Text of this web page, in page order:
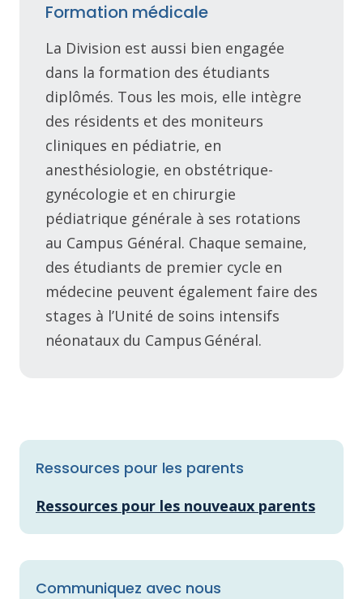
Formation médicale
La Division est aussi bien engagée
dans la formation des étudiants
diplômés. Tous les mois, elle intègre
des résidents et des moniteurs
cliniques en pédiatrie, en
anesthésiologie, en obstétrique-
gynécologie et en chirurgie
pédiatrique générale à ses rotations
au Campus Général. Chaque semaine,
des étudiants de premier cycle en
médecine peuvent également faire des
stages à l’Unité de soins intensifs
néonataux du Campus Général.
Ressources pour les parents
Ressources pour les nouveaux parents
Communiquez avec nous